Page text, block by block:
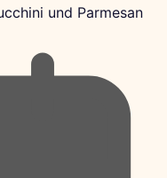
und Parmesan